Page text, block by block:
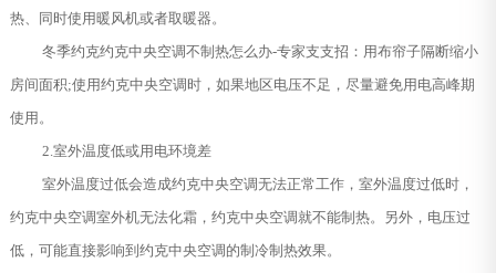
热、同时使用暖风机或者取暖器。
冬季约克约克中央空调不制热怎么办-专家支支招：用布帘子隔断缩小
房间面积;使用约克中央空调时，如果地区电压不足，尽量避免用电高峰期
使用。
2.室外温度低或用电环境差
室外温度过低会造成约克中央空调无法正常工作，室外温度过低时，
约克中央空调室外机无法化霜，约克中央空调就不能制热。另外，电压过
低，可能直接影响到约克中央空调的制冷制热效果。